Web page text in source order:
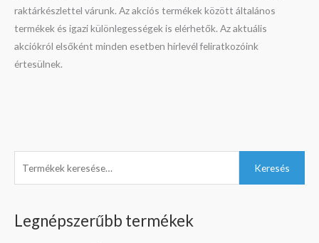
e
Keresés
Legnépszerűbb termékek
g
r
á
á
raktárkészlettel várunk. Az akciós termékek között általános
termékek és igazi különlegességek is elérhetők. Az aktuális
akciókról elsőként minden esetben hírlevél feliratkozóink
értesülnek.